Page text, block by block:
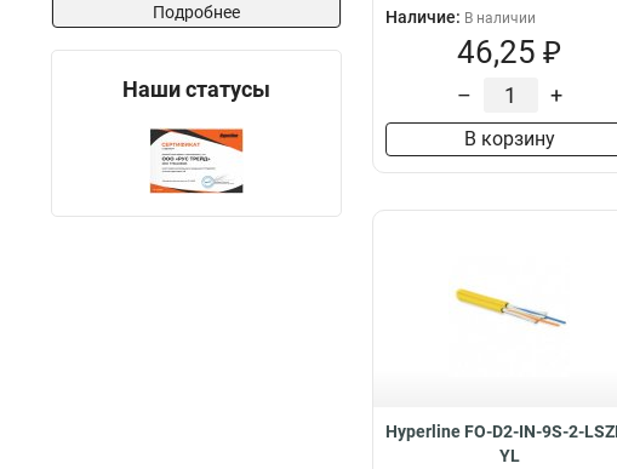
Подробнее
Наши статусы
Наличие: В наличии
46,25 ₽
– +
В корзину
Hyperline FO-D2-IN-9S-2-
YL